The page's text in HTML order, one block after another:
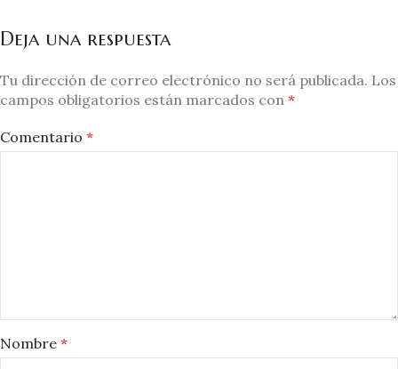
Deja una respuesta
Tu dirección de correo electrónico no será publicada. Los
campos obligatorios están marcados con *
Comentario *
Nombre *